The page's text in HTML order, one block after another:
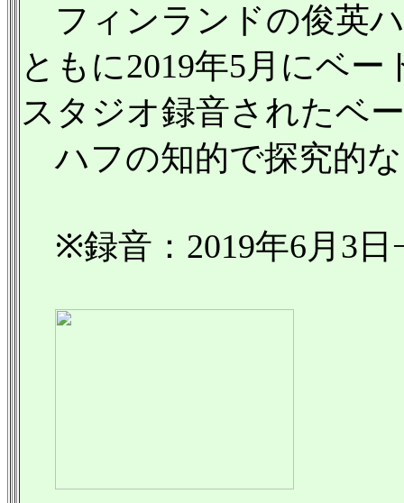
フィンランドの俊英ハ
ともに2019年5月にベ
スタジオ録音されたベ
ハフの知的で探究的
※録音：2019年6月3日